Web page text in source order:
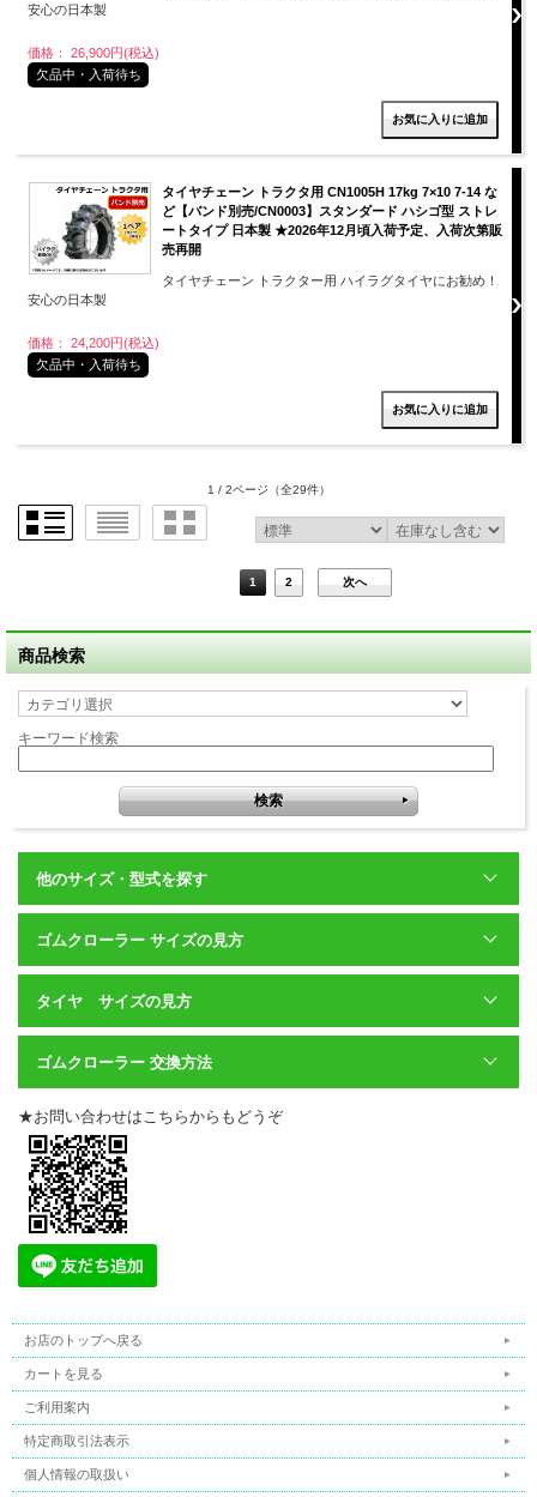
安心の日本製
価格： 26,900円(税込)
欠品中・入荷待ち
タイヤチェーン トラクタ用 CN1005H 17kg 7×10 7-14 な
ど【バンド別売/CN0003】スタンダード ハシゴ型 ストレ
ートタイプ 日本製 ★2026年12月頃入荷予定、入荷次第販
売再開
タイヤチェーン トラクター用 ハイラグタイヤにお勧め！
安心の日本製
価格： 24,200円(税込)
欠品中・入荷待ち
1 / 2ページ （全29件）
1 2 次へ
商品検索
キーワード検索
他のサイズ・型式を探す
ゴムクローラー サイズの見方
タイヤ サイズの見方
ゴムクローラー 交換方法
★お問い合わせはこちらからもどうぞ
お店のトップへ戻る
カートを見る
ご利用案内
特定商取引法表示
個人情報の取扱い